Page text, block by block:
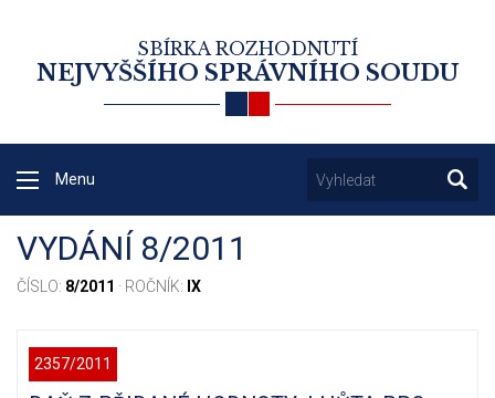
SBÍRKA ROZHODNUTÍ
NEJVYŠŠÍHO SPRÁVNÍHO SOUDU
Menu
VYDÁNÍ 8/2011
ČÍSLO: 8/2011 · ROČNÍK: IX
2357/2011